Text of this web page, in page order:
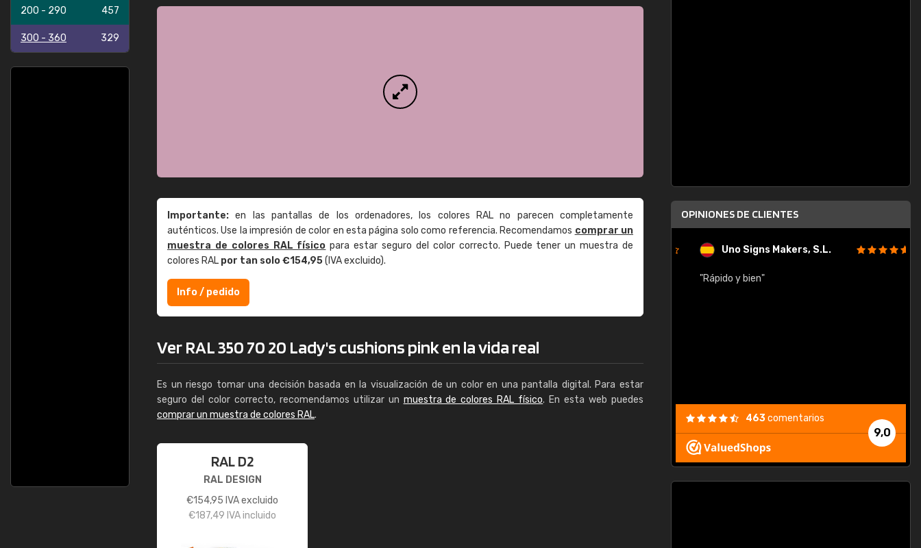
200 - 290 457
300 - 360 329
Importante: en las pantallas de los ordenadores, los colores RAL no parecen completamente
auténticos. Use la impresión de color en esta página solo como referencia. Recomendamos comprar un
muestra de colores RAL físico para estar seguro del color correcto. Puede tener un muestra de
colores RAL por tan solo €154,95(IVA excluido).
Info / pedido
Ver RAL 350 70 20 Lady's cushions pink en la vida real
Es un riesgo tomar una decisión basada en la visualización de un color en una pantalla digital. Para estar
seguro del color correcto, recomendamos utilizar un muestra de colores RAL físico. En esta web puedes
comprar un muestra de colores RAL.
RAL D2
RAL DESIGN
€154,95 IVA excluido
€187,49 IVA incluido
OPINIONES DE CLIENTES
Enrique Uno Signs Makers, S.L.
"Rápido y bien"
9,0
463comentarios